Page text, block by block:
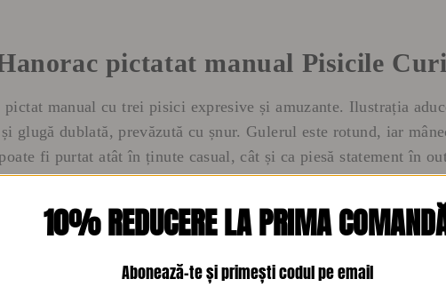
pictatat manual Pisicile
manual cu trei pisici expresive și amuzante. Ilustrația
glugă dublată, prevăzută cu șnur. Gulerul este rotund, iar
fi purtat atât în ținute casual, cât și ca piesă statement în
medie, moale la atingere
intense
10% REDUCERE LA PRIMA
Abonează-te și primești codul pe email